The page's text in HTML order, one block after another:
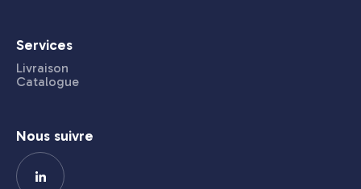
Services
Livraison
Catalogue
Nous suivre